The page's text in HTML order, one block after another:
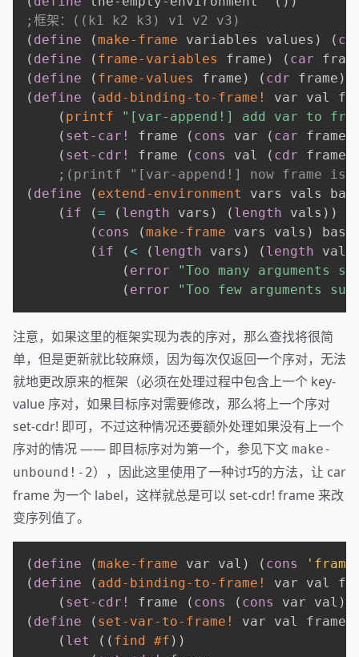
;框架：((k1 k2 k3) v1 v2 v3)
( define (make-frame variables values ) (
( define ( frame-variables frame ) ( car
( define ( frame-values frame ) ( cdr frame )
( define ( add-binding-to-frame!
var val
( printf
"[var-append!] add var to
( set-car! frame ( cons var ( car frame
( set-cdr! frame ( cons val ( cdr frame
;(printf "[var-append!] now frame is
( define ( extend-environment
vars vals
( if (= ( length vars ) ( length vals ) )
( cons (make-frame vars vals )
( if (< ( length vars ) ( length vals
( error
"Too many arguments
( error "Too few arguments
注意，如果这里的框架实现为表的序对，那么查找将很简
单，但是更新就比较麻烦，因为每次仅返回一个序对，无法
就地更改原来的框架（必须在处理过程中包含上一个 key-
value 序对，如果目标序对需要修改，那么将上一个序对
set-cdr! 即可，不过这种情况还要额外处理如果没有上一个
序对的情况 —— 即目标序对为第一个，参见下文 make-
unbound!-2），因此这里使用了一种讨巧的方法，让 car
frame 为一个 label，这样就总是可以 set-cdr! frame 来改
变序列值了。
( define (make-frame var val ) ( cons
'frame
( define ( add-binding-to-frame!
var val
( set-cdr! frame ( cons ( cons var val )
( define ( set-var-to-frame! var val frame
( let ( ( find #f ) )